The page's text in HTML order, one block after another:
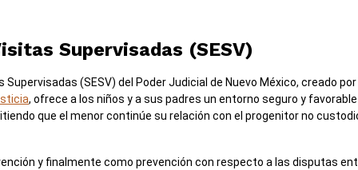
Supervisadas (SESV)
(SESV) del Poder Judicial de Nuevo México, creado por
, ofrece a los niños y a sus padres un entorno seguro y
que el menor continúe su relación con el progenitor no
y finalmente como prevención con respecto a las disputas